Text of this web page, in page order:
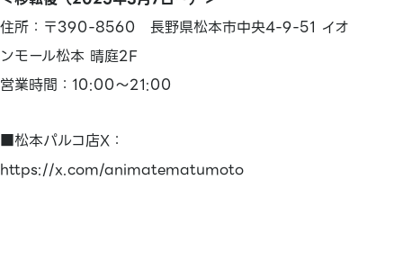
住所：〒390-8560 長野県松本市中央4-9-51 イオ
ンモール松本 晴庭2F
営業時間：10:00～21:00
■松本パルコ店X：
https://x.com/animatematumoto